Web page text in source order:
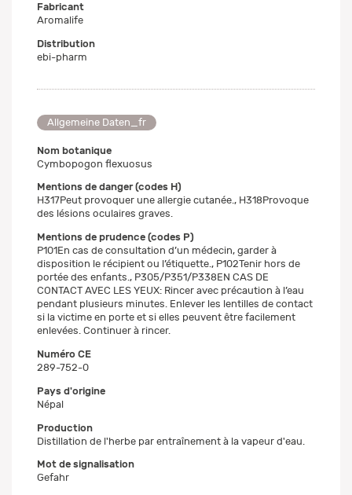
Fabricant
Aromalife
Distribution
ebi-pharm
Allgemeine Daten_fr
Nom botanique
Cymbopogon flexuosus
Mentions de danger (codes H)
H317Peut provoquer une allergie cutanée., H318Provoque
des lésions oculaires graves.
Mentions de prudence (codes P)
P101En cas de consultation d’un médecin, garder à
disposition le récipient ou l’étiquette., P102Tenir hors de
portée des enfants., P305/P351/P338EN CAS DE
CONTACT AVEC LES YEUX: Rincer avec précaution à l’eau
pendant plusieurs minutes. Enlever les lentilles de contact
si la victime en porte et si elles peuvent être facilement
enlevées. Continuer à rincer.
Numéro CE
289-752-0
Pays d'origine
Népal
Production
Distillation de l'herbe par entraînement à la vapeur d'eau.
Mot de signalisation
Gefahr